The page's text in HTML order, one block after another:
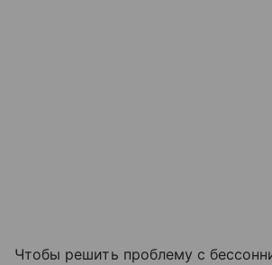
Чтобы решить проблему с